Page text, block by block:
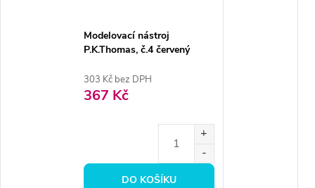
Modelovací nástroj
P.K.Thomas, č.4 červený
303 Kč bez DPH
367 Kč
DO KOŠÍKU